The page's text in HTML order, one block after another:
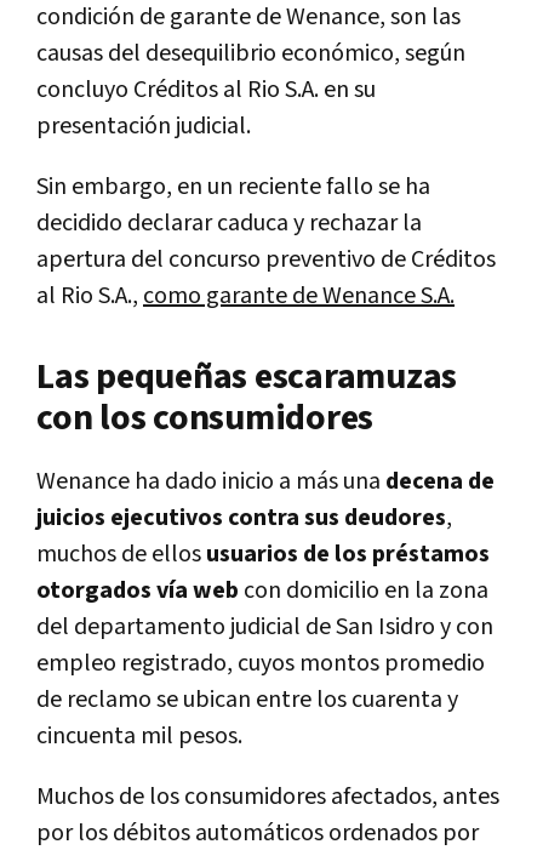
condición de garante de Wenance, son las
causas del desequilibrio económico, según
concluyo Créditos al Rio S.A. en su
presentación judicial.
Sin embargo, en un reciente fallo se ha
decidido declarar caduca y rechazar la
apertura del concurso preventivo de Créditos
al Rio S.A., como garante de Wenance S.A.
Las pequeñas escaramuzas
con los consumidores
Wenance ha dado inicio a más una decena de
juicios ejecutivos contra sus deudores,
muchos de ellosusuarios de los préstamos
otorgados vía web con domicilio en la zona
del departamento judicial de San Isidro y con
empleo registrado, cuyos montos promedio
de reclamo se ubican entre los cuarenta y
cincuenta mil pesos.
Muchos de los consumidores afectados, antes
por los débitos automáticos ordenados por